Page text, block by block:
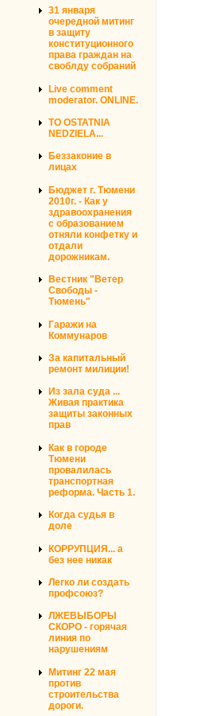
31 января
очередной митинг
в защиту
конституционного
права граждан на
своблду собраний
Live comment
moderator. ONLINE.
TO OSTATNIA
NEDZIELA...
Беззаконие в
лицах
Бюджет г. Тюмени
2010г. - Как у
здравоохранения
с образованием
отняли конфетку и
отдали
дорожникам.
Вестник "Ветер
Свободы -
Тюмень"
Гаражи на
Коммунаров
За капитальный
ремонт милиции!
Из зала суда ...
Живая практика
защиты законных
прав
Как в городе
Тюмени
провалилась
транспортная
реформа. Часть 1.
Когда судья в
доле
КОРРУПЦИЯ... а
без нее никак
Легко ли создать
профсоюз?
ЛЖЕВЫБОРЫ
СКОРО - горячая
линия по
нарушениям
Митинг 22 мая
против
строительства
дороги.